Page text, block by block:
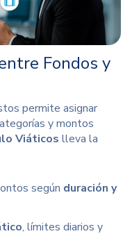
Fondos y
permite asignar
y montos
Viáticos lleva la
según duración y
, límites diarios y